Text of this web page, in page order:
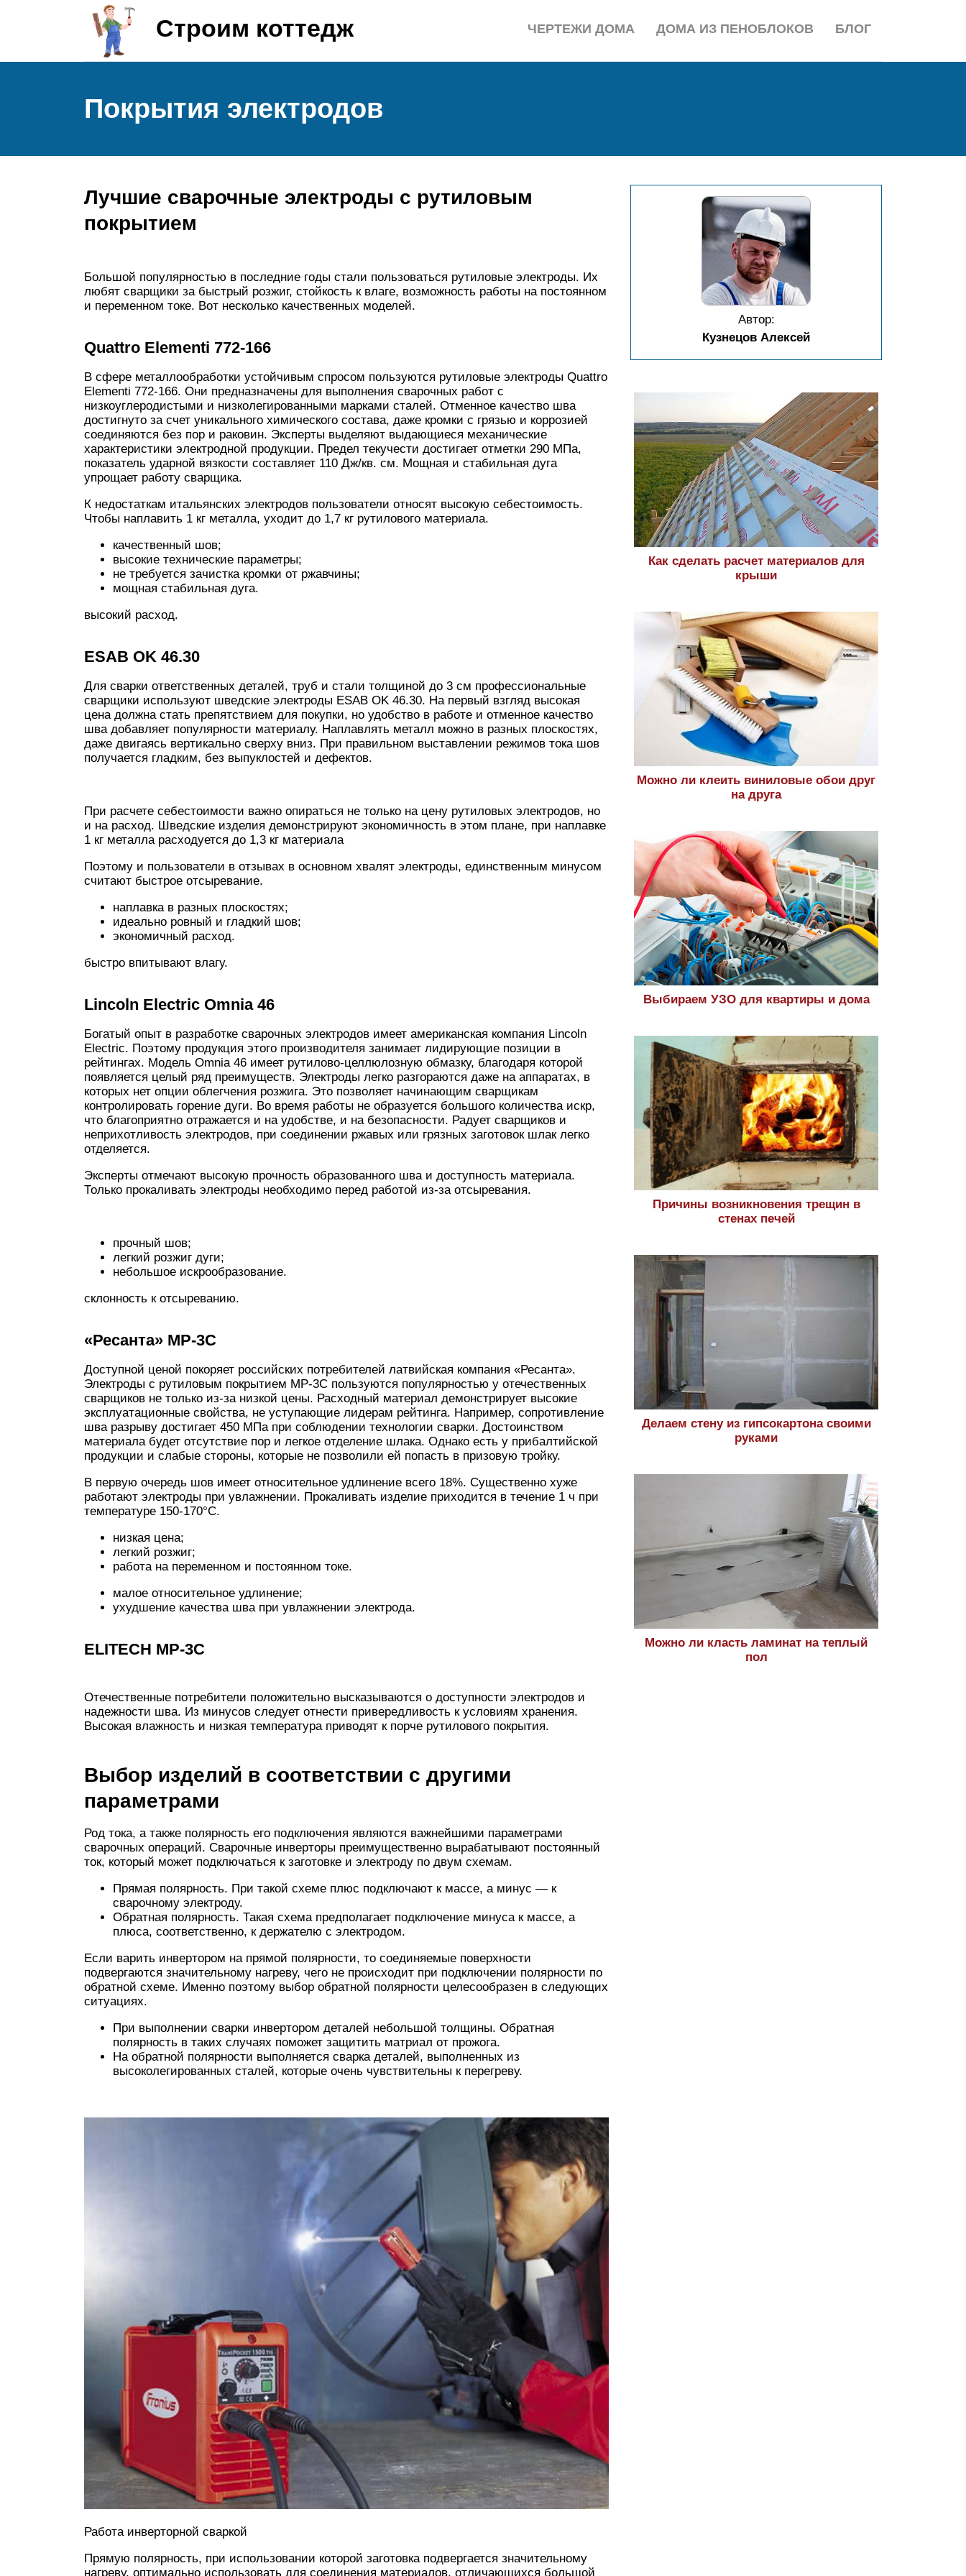
Строим коттедж БЛОГ
ДОМА ИЗ ПЕНОБЛОКОВ
ЧЕРТЕЖИ ДОМА
Покрытия электродов
Лучшие сварочные электроды с рутиловым
покрытием
Большой популярностью в последние годы стали пользоваться рутиловые электроды. Их
любят сварщики за быстрый розжиг, стойкость к влаге, возможность работы на постоянном
и переменном токе. Вот несколько качественных моделей.
Quattro Elementi 772-166
В сфере металлообработки устойчивым спросом пользуются рутиловые электроды Quattro
Elementi 772-166. Они предназначены для выполнения сварочных работ с
низкоуглеродистыми и низколегированными марками сталей. Отменное качество шва
достигнуто за счет уникального химического состава, даже кромки с грязью и коррозией
соединяются без пор и раковин. Эксперты выделяют выдающиеся механические
характеристики электродной продукции. Предел текучести достигает отметки 290 МПа,
показатель ударной вязкости составляет 110 Дж/кв. см. Мощная и стабильная дуга
упрощает работу сварщика.
К недостаткам итальянских электродов пользователи относят высокую себестоимость.
Чтобы наплавить 1 кг металла, уходит до 1,7 кг рутилового материала.
качественный шов;
высокие технические параметры;
не требуется зачистка кромки от ржавчины;
мощная стабильная дуга.
высокий расход.
ESAB OK 46.30
Для сварки ответственных деталей, труб и стали толщиной до 3 см профессиональные
сварщики используют шведские электроды ESAB OK 46.30. На первый взгляд высокая
цена должна стать препятствием для покупки, но удобство в работе и отменное качество
шва добавляет популярности материалу. Наплавлять металл можно в разных плоскостях,
даже двигаясь вертикально сверху вниз. При правильном выставлении режимов тока шов
получается гладким, без выпуклостей и дефектов.
При расчете себестоимости важно опираться не только на цену рутиловых электродов, но
и на расход. Шведские изделия демонстрируют экономичность в этом плане, при наплавке
1 кг металла расходуется до 1,3 кг материала
Поэтому и пользователи в отзывах в основном хвалят электроды, единственным минусом
считают быстрое отсыревание.
наплавка в разных плоскостях;
идеально ровный и гладкий шов;
экономичный расход.
быстро впитывают влагу.
Lincoln Electric Omnia 46
Богатый опыт в разработке сварочных электродов имеет американская компания Lincoln
Electric. Поэтому продукция этого производителя занимает лидирующие позиции в
рейтингах. Модель Omnia 46 имеет рутилово-целлюлозную обмазку, благодаря которой
появляется целый ряд преимуществ. Электроды легко разгораются даже на аппаратах, в
которых нет опции облегчения розжига. Это позволяет начинающим сварщикам
контролировать горение дуги. Во время работы не образуется большого количества искр,
что благоприятно отражается и на удобстве, и на безопасности. Радует сварщиков и
неприхотливость электродов, при соединении ржавых или грязных заготовок шлак легко
отделяется.
Эксперты отмечают высокую прочность образованного шва и доступность материала.
Только прокаливать электроды необходимо перед работой из-за отсыревания.
прочный шов;
легкий розжиг дуги;
небольшое искрообразование.
склонность к отсыреванию.
«Ресанта» МР-3С
Доступной ценой покоряет российских потребителей латвийская компания «Ресанта».
Электроды с рутиловым покрытием МР-3С пользуются популярностью у отечественных
сварщиков не только из-за низкой цены. Расходный материал демонстрирует высокие
эксплуатационные свойства, не уступающие лидерам рейтинга. Например, сопротивление
шва разрыву достигает 450 МПа при соблюдении технологии сварки. Достоинством
материала будет отсутствие пор и легкое отделение шлака. Однако есть у прибалтийской
продукции и слабые стороны, которые не позволили ей попасть в призовую тройку.
В первую очередь шов имеет относительное удлинение всего 18%. Существенно хуже
работают электроды при увлажнении. Прокаливать изделие приходится в течение 1 ч при
температуре 150-170°С.
низкая цена;
легкий розжиг;
работа на переменном и постоянном токе.
малое относительное удлинение;
ухудшение качества шва при увлажнении электрода.
ELITECH МР-3С
Отечественные потребители положительно высказываются о доступности электродов и
надежности шва. Из минусов следует отнести привередливость к условиям хранения.
Высокая влажность и низкая температура приводят к порче рутилового покрытия.
Выбор изделий в соответствии с другими
параметрами
Род тока, а также полярность его подключения являются важнейшими параметрами
сварочных операций. Сварочные инверторы преимущественно вырабатывают постоянный
ток, который может подключаться к заготовке и электроду по двум схемам.
Прямая полярность. При такой схеме плюс подключают к массе, а минус — к
сварочному электроду.
Обратная полярность. Такая схема предполагает подключение минуса к массе, а
плюса, соответственно, к держателю с электродом.
Если варить инвертором на прямой полярности, то соединяемые поверхности
подвергаются значительному нагреву, чего не происходит при подключении полярности по
обратной схеме. Именно поэтому выбор обратной полярности целесообразен в следующих
ситуациях.
При выполнении сварки инвертором деталей небольшой толщины. Обратная
полярность в таких случаях поможет защитить матриал от прожога.
На обратной полярности выполняется сварка деталей, выполненных из
высоколегированных сталей, которые очень чувствительны к перегреву.
Работа инверторной сваркой
Прямую полярность, при использовании которой заготовка подвергается значительному
нагреву, оптимально использовать для соединения материалов, отличающихся большой
Автор:
Кузнецов Алексей
Как сделать расчет материалов для
крыши
Можно ли клеить виниловые обои друг
на друга
Выбираем УЗО для квартиры и дома
Причины возникновения трещин в
стенах печей
Делаем стену из гипсокартона своими
руками
Можно ли класть ламинат на теплый
пол